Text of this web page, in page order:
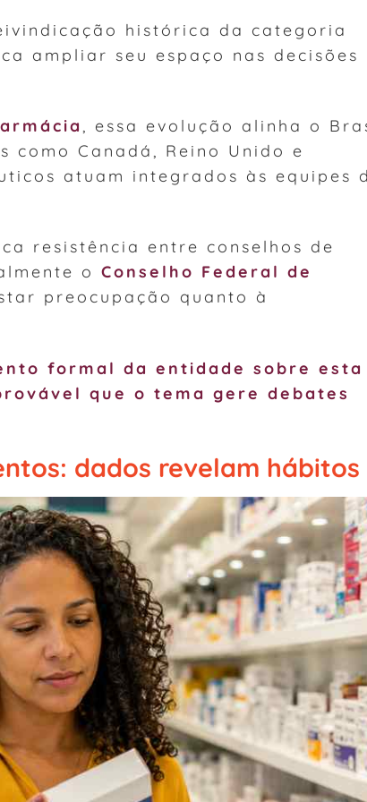
histórica da categoria
ampliar seu espaço nas decisões
, essa evolução alinha o
como Canadá, Reino Unido e
atuam integrados às equipes
resistência entre conselhos de
o Conselho Federal de
preocupação quanto à
formal da entidade sobre esta
que o tema gere debates
dados revelam hábitos